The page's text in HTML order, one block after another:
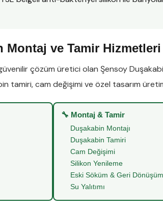
Montaj ve Tamir Hizmetleri
çözüm üretici olan Şensoy
tamiri,cam değişimi ve özel tasarım
🔧 Montaj & Tamir
Duşakabin Montajı
Duşakabin Tamiri
Cam Değişimi
Silikon Yenileme
Eski Söküm & Geri Dönüşüm
Su Yalıtımı